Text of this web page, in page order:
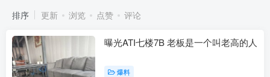
排序 更新 浏览 点赞 评论
曝光ATI七楼7B 老板是一个叫老高的人
爆料